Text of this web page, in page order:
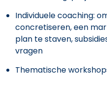
Individuele coaching:
concretiseren, een
plan te staven,
vragen
Thematische